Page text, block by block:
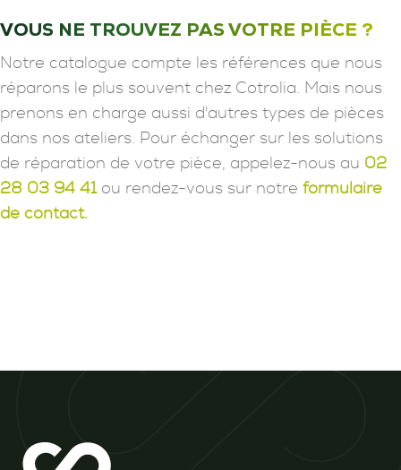
VOUS NE TROUVEZ PAS VOTRE PIÈCE ?
Notre catalogue compte les références que nous
réparons le plus souvent chez Cotrolia. Mais nous
prenons en charge aussi d'autres types de pièces
dans nos ateliers. Pour échanger sur les solutions
de réparation de votre pièce, appelez-nous au 02
28 03 94 41ou rendez-vous sur notre formulaire
de contact.